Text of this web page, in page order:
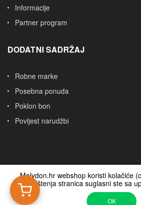
Molydon.hr webshop koristi kolačiće
korištenja stranica suglasni ste sa
OK
Informacije
Partner program
DODATNI SADRŽAJ
Robne marke
Posebna ponuda
Poklon bon
Povijest narudžbi